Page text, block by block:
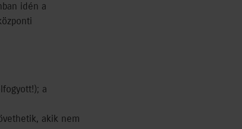
idén a
a
akik nem